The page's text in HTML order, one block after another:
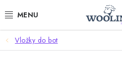
na
AKCE %
Vložky do bot